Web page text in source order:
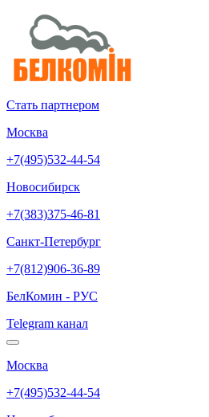
Стать партнером
Москва
+7(495)532-44-54
Новосибирск
+7(383)375-46-81
Санкт-Петербург
+7(812)906-36-89
БелКомин - РУС
Telegram канал
Москва
+7(495)532-44-54